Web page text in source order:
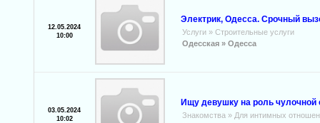
12.05.2024
10:00
Электрик, Одесса. Срочный
Услуги » Строительные услуги
Одесская » Одесса
03.05.2024
10:02
Ищу девушку на роль чулочной
Знакомства » Для интимных